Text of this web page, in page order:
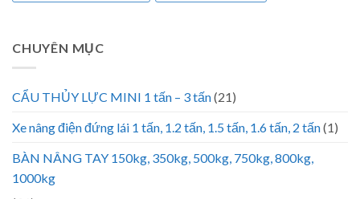
CHUYÊN MỤC
CẨU THỦY LỰC MINI 1 tấn – 3 tấn(21)
Xe nâng điện đứng lái 1 tấn, 1.2 tấn, 1.5 tấn, 1.6 tấn, 2 tấn(1)
BÀN NÂNG TAY 150kg, 350kg, 500kg, 750kg, 800kg,
1000kg